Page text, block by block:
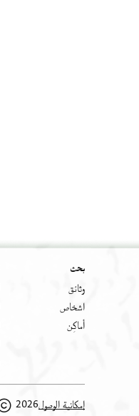
بحث
وثائق
اشخاص
أَماكِن
إمكانية الوصول2026 The Trustees of Princeton University